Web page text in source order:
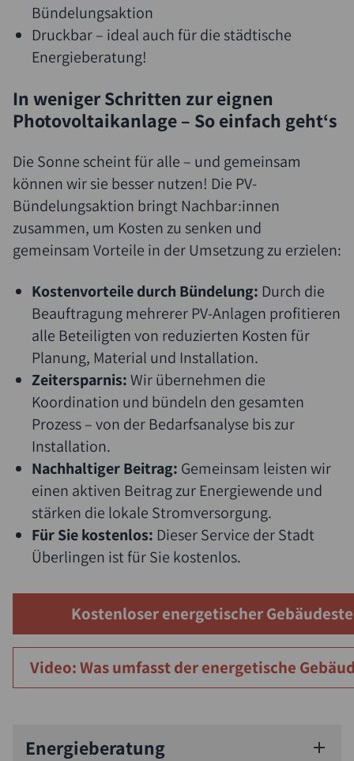
Bündelungsaktion
Druckbar – ideal auch für die städtische
Energieberatung!
In weniger Schritten zur eignen
Photovoltaikanlage – So einfach geht‘s
Die Sonne scheint für alle – und gemeinsam
können wir sie besser nutzen! Die PV-
Bündelungsaktion bringt Nachbar:innen
zusammen, um Kosten zu senken und
gemeinsam Vorteile in der Umsetzung zu erzielen:
Kostenvorteile durch Bündelung: Durch die
Beauftragung mehrerer PV-Anlagen profitieren
alle Beteiligten von reduzierten Kosten für
Planung, Material und Installation.
Zeitersparnis:Wir übernehmen die
Koordination und bündeln den gesamten
Prozess – von der Bedarfsanalyse bis zur
Installation.
Nachhaltiger Beitrag: Gemeinsam leisten wir
einen aktiven Beitrag zur Energiewende und
stärken die lokale Stromversorgung.
Für Sie kostenlos: Dieser Service der Stadt
Überlingen ist für Sie kostenlos.
Kostenloser energetischer
Video: Was umfasst der energetische
Energieberatung